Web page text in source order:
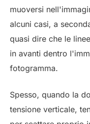
muoversi
alcuni casi, a
quasi dire che le
in avanti dentro
fotogramma.
Spesso, quando la
tensione verticale,